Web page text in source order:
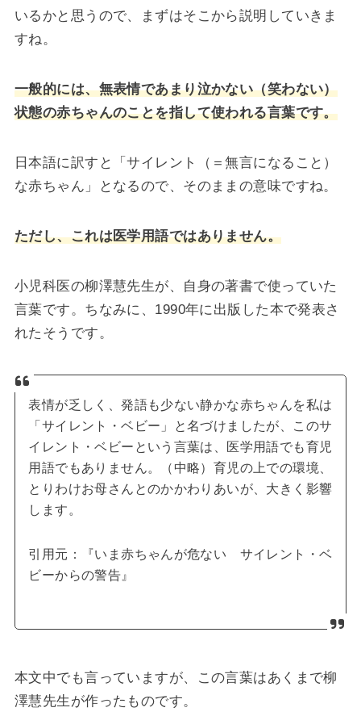
いるかと思うので、まずはそこから説明していきま
すね。
一般的には、無表情であまり泣かない（笑わない）
状態の赤ちゃんのことを指して使われる言葉です。
日本語に訳すと「サイレント（＝無言になること）
な赤ちゃん」となるので、そのままの意味ですね。
ただし、これは医学用語ではありません。
小児科医の柳澤慧先生が、自身の著書で使っていた
言葉です。ちなみに、1990年に出版した本で発表さ
れたそうです。
表情が乏しく、発語も少ない静かな赤ちゃんを私は
「サイレント・ベビー」と名づけましたが、このサ
イレント・ベビーという言葉は、医学用語でも育児
用語でもありません。（中略）育児の上での環境、
とりわけお母さんとのかかわりあいが、大きく影響
します。
引用元：『いま赤ちゃんが危ない サイレント・ベ
ビーからの警告』
本文中でも言っていますが、この言葉はあくまで柳
澤慧先生が作ったものです。